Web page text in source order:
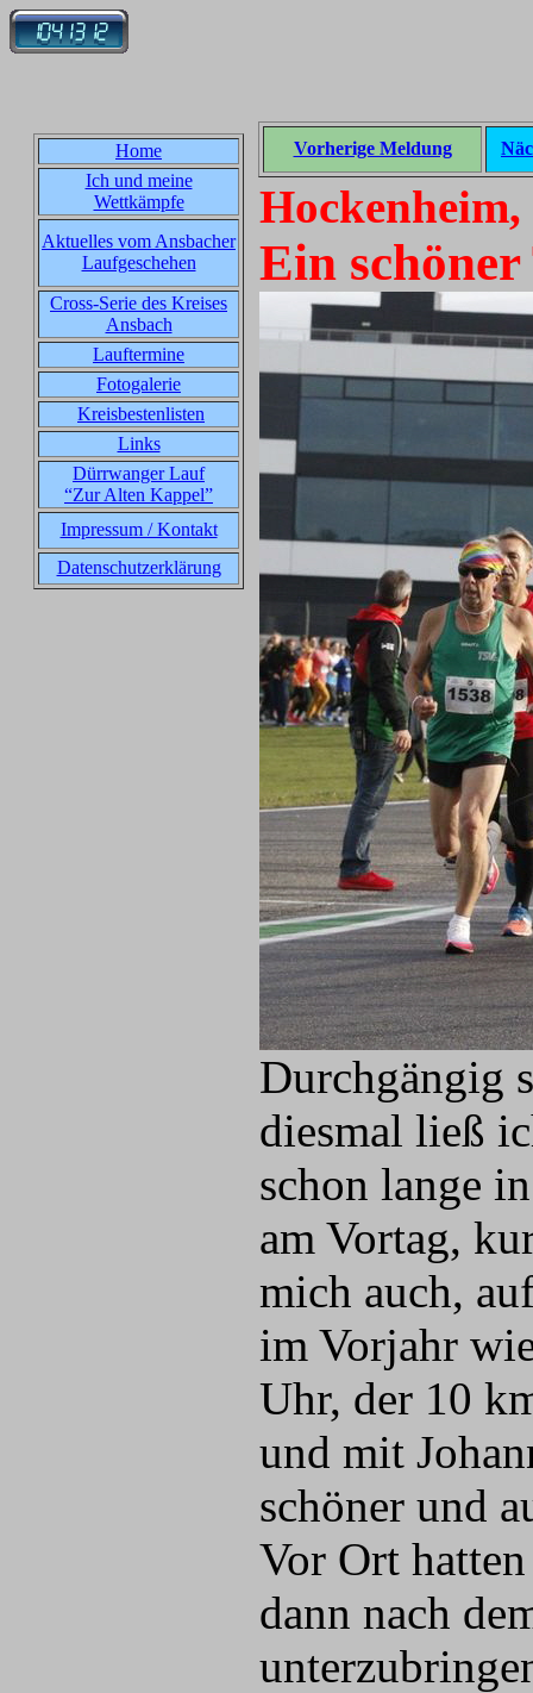
Home
Ich und meine
Wettkämpfe
Aktuelles vom Ansbacher
Laufgeschehen
Cross-Serie des Kreises
Ansbach
Lauftermine
Fotogalerie
Kreisbestenlisten
Links
Dürrwanger Lauf
“Zur Alten Kappel”
Impressum / Kontakt
Datenschutzerklärung
Vorherige Meldung
Hockenheim,
Ein schöner
Durchgängig
diesmal ließ
schon lange
am Vortag,
mich auch,
im Vorjahr
Uhr, der 10
und mit
schöner und
Vor Ort
dann nach